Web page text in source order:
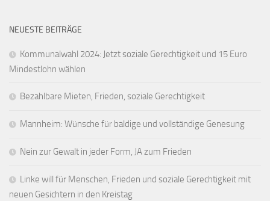
NEUESTE BEITRÄGE
Kommunalwahl 2024: Jetzt soziale Gerechtigkeit und 15 Euro
Mindestlohn wählen
Bezahlbare Mieten, Frieden, soziale Gerechtigkeit
Mannheim: Wünsche für baldige und vollständige Genesung
Nein zur Gewalt in jeder Form, JA zum Frieden
Linke will für Menschen, Frieden und soziale Gerechtigkeit mit
neuen Gesichtern in den Kreistag